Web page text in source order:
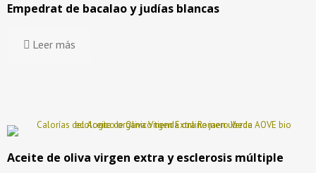
Empedrat de bacalao y judías blancas
Leer más
Aceite de oliva virgen extra y esclerosis múltiple